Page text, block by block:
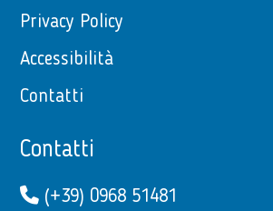
Privacy Policy
Accessibilità
Contatti
Contatti
(+39) 0968 51481